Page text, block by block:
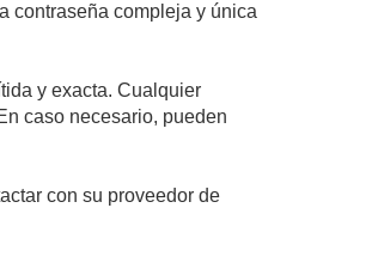
contraseña compleja y única
y exacta. Cualquier
caso necesario, pueden
con su proveedor de